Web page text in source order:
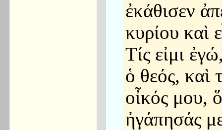
ἐκάθισεν
κυρίου καὶ
Τίς εἰμι
ὁ θεός, καὶ
οἶκός μου,
ἠγάπησάς